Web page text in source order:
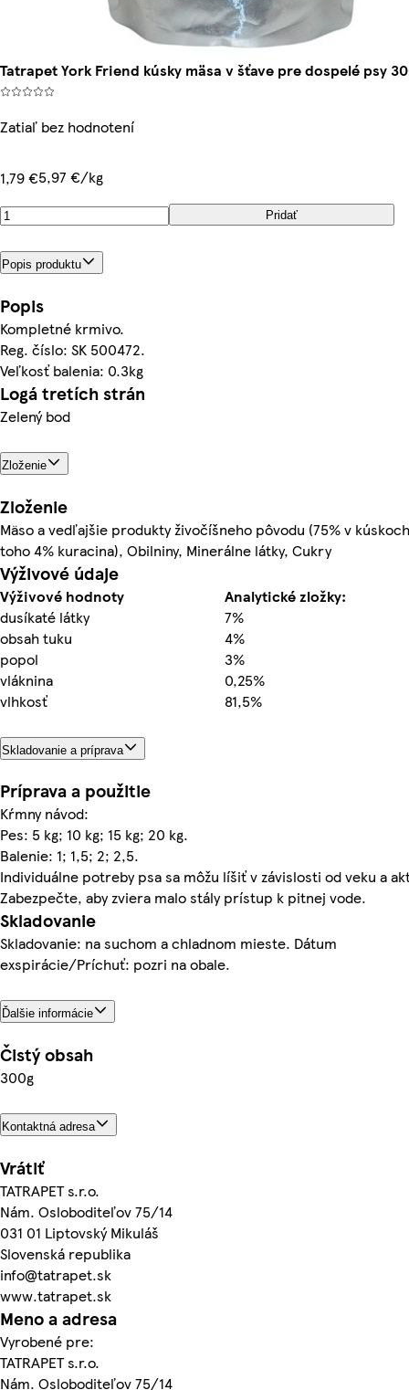
Tatrapet York Friend kúsky mäsa v šťave pre dospelé psy
Zatiaľ bez hodnotení
1,79 €5,97 €/kg
Pridať
Popis produktu
Popis
Kompletné krmivo.
Reg. číslo: SK 500472.
Veľkosť balenia: 0.3kg
Logá tretích strán
Zelený bod
Zloženie
Zloženie
Mäso a vedľajšie produkty živočíšneho pôvodu (75% v
toho 4% kuracina), Obilniny, Minerálne látky, Cukry
Výživové údaje
Výživové hodnoty
Analytické zložky:
dusíkaté látky
7%
obsah tuku
4%
popol
3%
vláknina
0,25%
vlhkosť
81,5%
Skladovanie a príprava
Príprava a použitie
Kŕmny návod:
Pes: 5 kg; 10 kg; 15 kg; 20 kg.
Balenie: 1; 1,5; 2; 2,5.
Individuálne potreby psa sa môžu líšiť v závislosti od veku a
Zabezpečte, aby zviera malo stály prístup k pitnej vode.
Skladovanie
Skladovanie: na suchom a chladnom mieste. Dátum
exspirácie/Príchuť: pozri na obale.
Ďalšie informácie
Čistý obsah
300g
Kontaktná adresa
Vrátiť
TATRAPET s.r.o.
Nám. Osloboditeľov 75/14
031 01 Liptovský Mikuláš
Slovenská republika
info@tatrapet.sk
www.tatrapet.sk
Meno a adresa
Vyrobené pre:
TATRAPET s.r.o.
Nám. Osloboditeľov 75/14